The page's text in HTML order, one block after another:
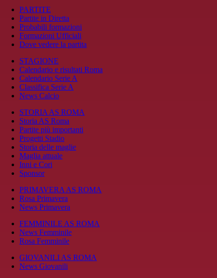
PARTITE
Partite in Diretta
Probabili formazioni
Formazioni Ufficiali
Dove vedere la partita
STAGIONE
Calendario e risultati Roma
Calendario Serie A
Classifica Serie A
News Calcio
STORIA AS ROMA
Storia AS Roma
Partite più importanti
Progetti Stadio
Storia delle maglie
Maglia attuale
Inni e Cori
Sponsor
PRIMAVERA AS ROMA
Rosa Primavera
News Primavera
FEMMINILE AS ROMA
News Femminile
Rosa Femminile
GIOVANILI AS ROMA
News Giovanili